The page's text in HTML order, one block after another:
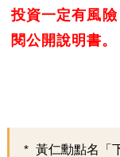
投資一定有風
閱公開說明書。
黃仁勳點名「